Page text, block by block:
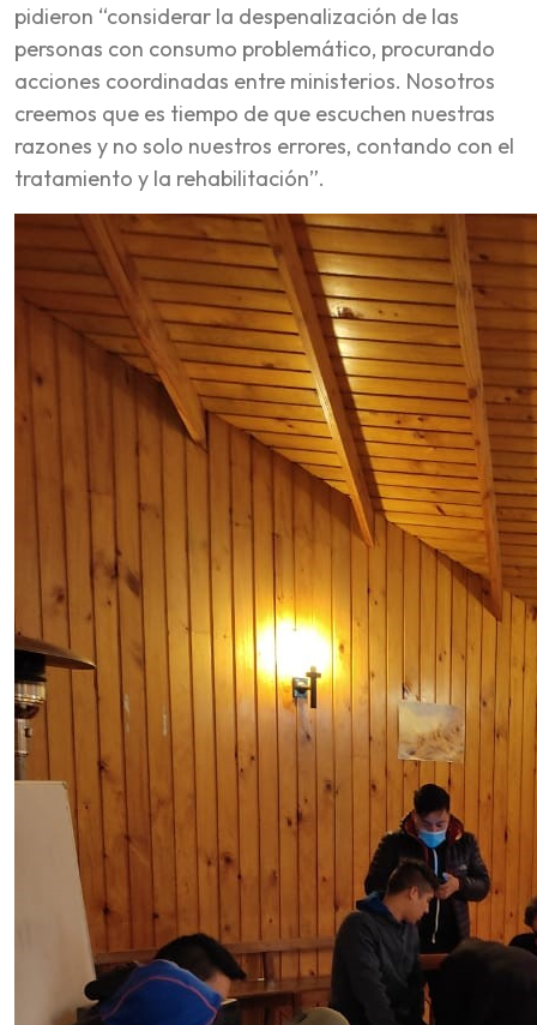
pidieron “considerar la despenalización de las
personas con consumo problemático, procurando
acciones coordinadas entre ministerios. Nosotros
creemos que es tiempo de que escuchen nuestras
razones y no solo nuestros errores, contando con el
tratamiento y la rehabilitación”.